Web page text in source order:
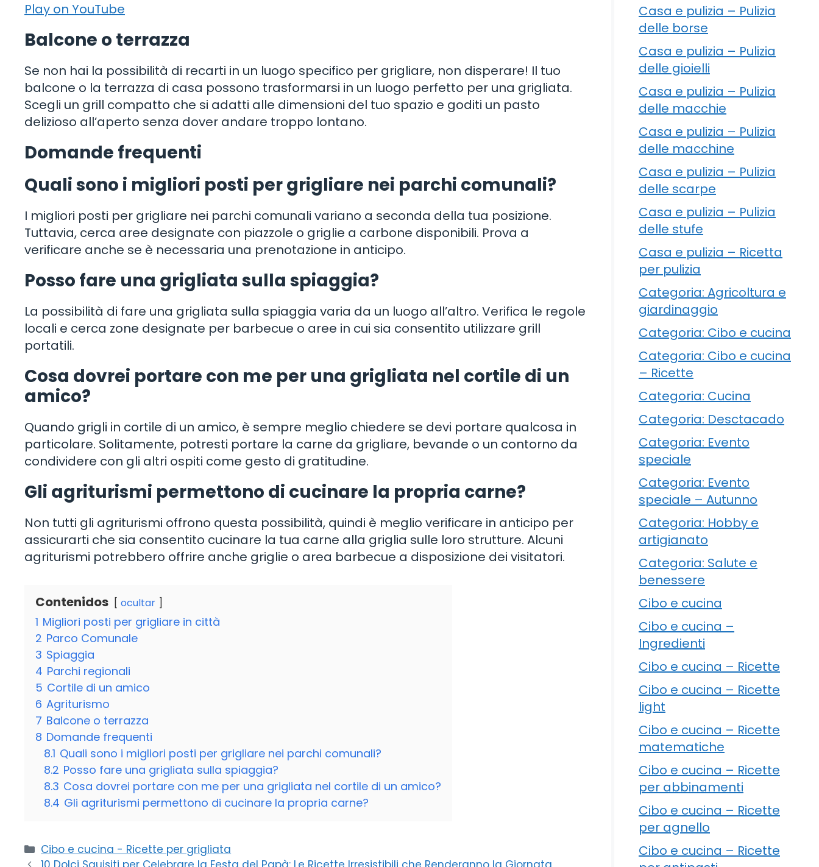
Play on YouTube
Balcone o terrazza
Se non hai la possibilità di recarti in un luogo specifico per grigliare, non disperare! Il tuo
balcone o la terrazza di casa possono trasformarsi in un luogo perfetto per una grigliata.
Scegli un grill compatto che si adatti alle dimensioni del tuo spazio e goditi un pasto
delizioso all’aperto senza dover andare troppo lontano.
Domande frequenti
Quali sono i migliori posti per grigliare nei parchi comunali?
I migliori posti per grigliare nei parchi comunali variano a seconda della tua posizione.
Tuttavia, cerca aree designate con piazzole o griglie a carbone disponibili. Prova a
verificare anche se è necessaria una prenotazione in anticipo.
Posso fare una grigliata sulla spiaggia?
La possibilità di fare una grigliata sulla spiaggia varia da un luogo all’altro. Verifica le regole
locali e cerca zone designate per barbecue o aree in cui sia consentito utilizzare grill
portatili.
Cosa dovrei portare con me per una grigliata nel cortile di un
amico?
Quando grigli in cortile di un amico, è sempre meglio chiedere se devi portare qualcosa in
particolare. Solitamente, potresti portare la carne da grigliare, bevande o un contorno da
condividere con gli altri ospiti come gesto di gratitudine.
Gli agriturismi permettono di cucinare la propria carne?
Non tutti gli agriturismi offrono questa possibilità, quindi è meglio verificare in anticipo per
assicurarti che sia consentito cucinare la tua carne alla griglia sulle loro strutture. Alcuni
agriturismi potrebbero offrire anche griglie o area barbecue a disposizione dei visitatori.
Contenidos ocultar
1 Migliori posti per grigliare in città
2 Parco Comunale
3 Spiaggia
4 Parchi regionali
5 Cortile di un amico
6 Agriturismo
7 Balcone o terrazza
8 Domande frequenti
8.1 Quali sono i migliori posti per grigliare nei parchi comunali?
8.2 Posso fare una grigliata sulla spiaggia?
8.3 Cosa dovrei portare con me per una grigliata nel cortile di un amico?
8.4 Gli agriturismi permettono di cucinare la propria carne?
Categorie
Cibo e cucina - Ricette per grigliata
Casa e pulizia – Pulizia
delle borse
Casa e pulizia – Pulizia
delle gioielli
Casa e pulizia – Pulizia
delle macchie
Casa e pulizia – Pulizia
delle macchine
Casa e pulizia – Pulizia
delle scarpe
Casa e pulizia – Pulizia
delle stufe
Casa e pulizia – Ricetta
per pulizia
Categoria: Agricoltura e
giardinaggio
Categoria: Cibo e cucina
Categoria: Cibo e cucina
– Ricette
Categoria: Cucina
Categoria: Desctacado
Categoria: Evento
speciale
Categoria: Evento
speciale – Autunno
Categoria: Hobby e
artigianato
Categoria: Salute e
benessere
Cibo e cucina
Cibo e cucina –
Ingredienti
Cibo e cucina – Ricette
Cibo e cucina – Ricette
light
Cibo e cucina – Ricette
matematiche
Cibo e cucina – Ricette
per abbinamenti
Cibo e cucina – Ricette
per agnello
Cibo e cucina – Ricette